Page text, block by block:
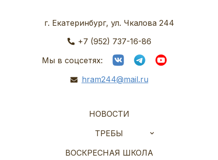
г. Екатеринбург, ул. Чкалова 244
+7 (952) 737-16-86
Мы в соцсетях:
hram244@mail.ru
НОВОСТИ
ТРЕБЫ
ВОСКРЕСНАЯ ШКОЛА